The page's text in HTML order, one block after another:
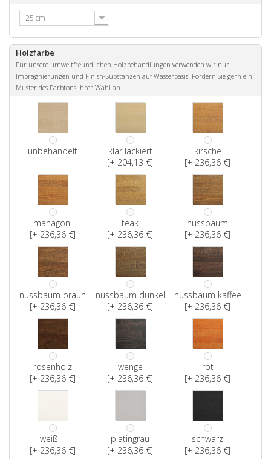
25 cm
Holzfarbe
Für unsere umweltfreundlichen Holzbehandlungen verwenden wir nur
Imprägnierungen und Finish-Substanzen auf Wasserbasis. Fordern Sie gern ein
Muster des Farbtons Ihrer Wahl an.
unbehandelt
klar lackiert
[+ 204,13 €]
kirsche
[+ 236,36 €]
mahagoni
[+ 236,36 €]
teak
[+ 236,36 €]
nussbaum
[+ 236,36 €]
nussbaum braun
[+ 236,36 €]
nussbaum dunkel
[+ 236,36 €]
nussbaum kaffee
[+ 236,36 €]
rosenholz
[+ 236,36 €]
wenge
[+ 236,36 €]
rot
[+ 236,36 €]
weiß__
[+ 236,36 €]
platingrau
[+ 236,36 €]
schwarz
[+ 236,36 €]